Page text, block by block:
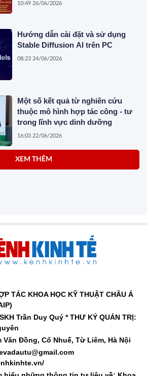
10:49 26/06/2026
Hướng dẫn cài đặt và sử dụng
Stable Diffusion AI trên PC
08:23 24/06/2026
Một số kết quả từ nghiên cứu
thuộc mô hình hợp tác công - tư
trong lĩnh vực dinh dưỡng
16:03 22/06/2026
XEM THÊM
TÁC KHOA HỌC KỸ THUẬT CHÂU Á
Trần Duy Quý *THƯ KÝ QUẢN TRỊ:
Văn Đồng, Cổ Nhuế, Từ Liêm, Hà Nội